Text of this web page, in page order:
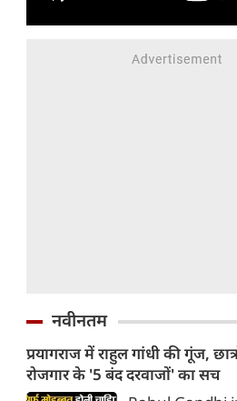
नवीनतम
प्रयागराज में राहुल गांधी की गूंज,
रोजगार के '5 बंद दरवाजों' का सच